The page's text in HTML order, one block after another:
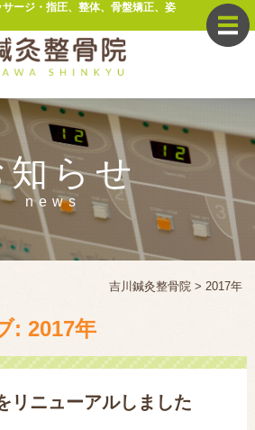
ージ・指圧、整体、骨盤矯正、姿
知らせ
news
吉川鍼灸整骨院 >2017年
: 2017年
リニューアルしました